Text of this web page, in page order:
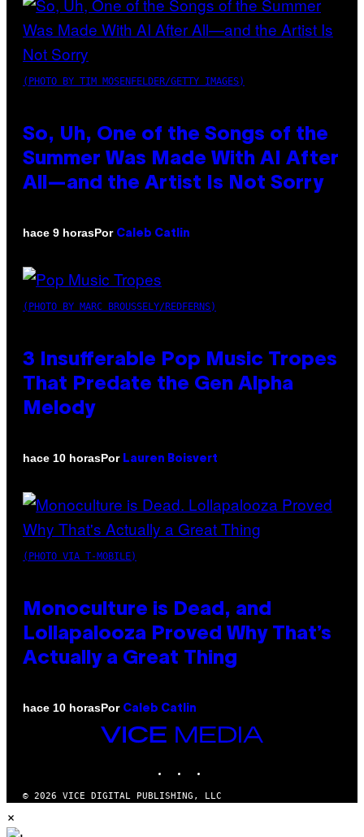
(PHOTO BY TIM MOSENFELDER/GETTY IMAGES)
So, Uh, One of the Songs of the
Summer Was Made With AI After
All—and the Artist Is Not Sorry
hace 9 horasPor Caleb Catlin
(PHOTO BY MARC BROUSSELY/REDFERNS)
3 Insufferable Pop Music Tropes
That Predate the Gen Alpha
Melody
hace 10 horasPor Lauren Boisvert
(PHOTO VIA T-MOBILE)
Monoculture is Dead, and
Lollapalooza Proved Why That’s
Actually a Great Thing
hace 10 horasPor Caleb Catlin
VICE
MEDIA
© 2026 VICE DIGITAL PUBLISHING, LLC
×